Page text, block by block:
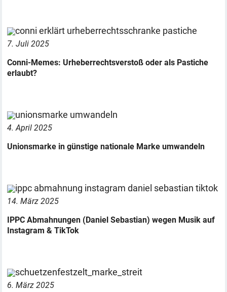
7. Juli 2025
Conni-Memes: Urheberrechtsverstoß oder als Pastiche
erlaubt?
4. April 2025
Unionsmarke in günstige nationale Marke umwandeln
14. März 2025
IPPC Abmahnungen (Daniel Sebastian) wegen Musik auf
Instagram & TikTok
6. März 2025